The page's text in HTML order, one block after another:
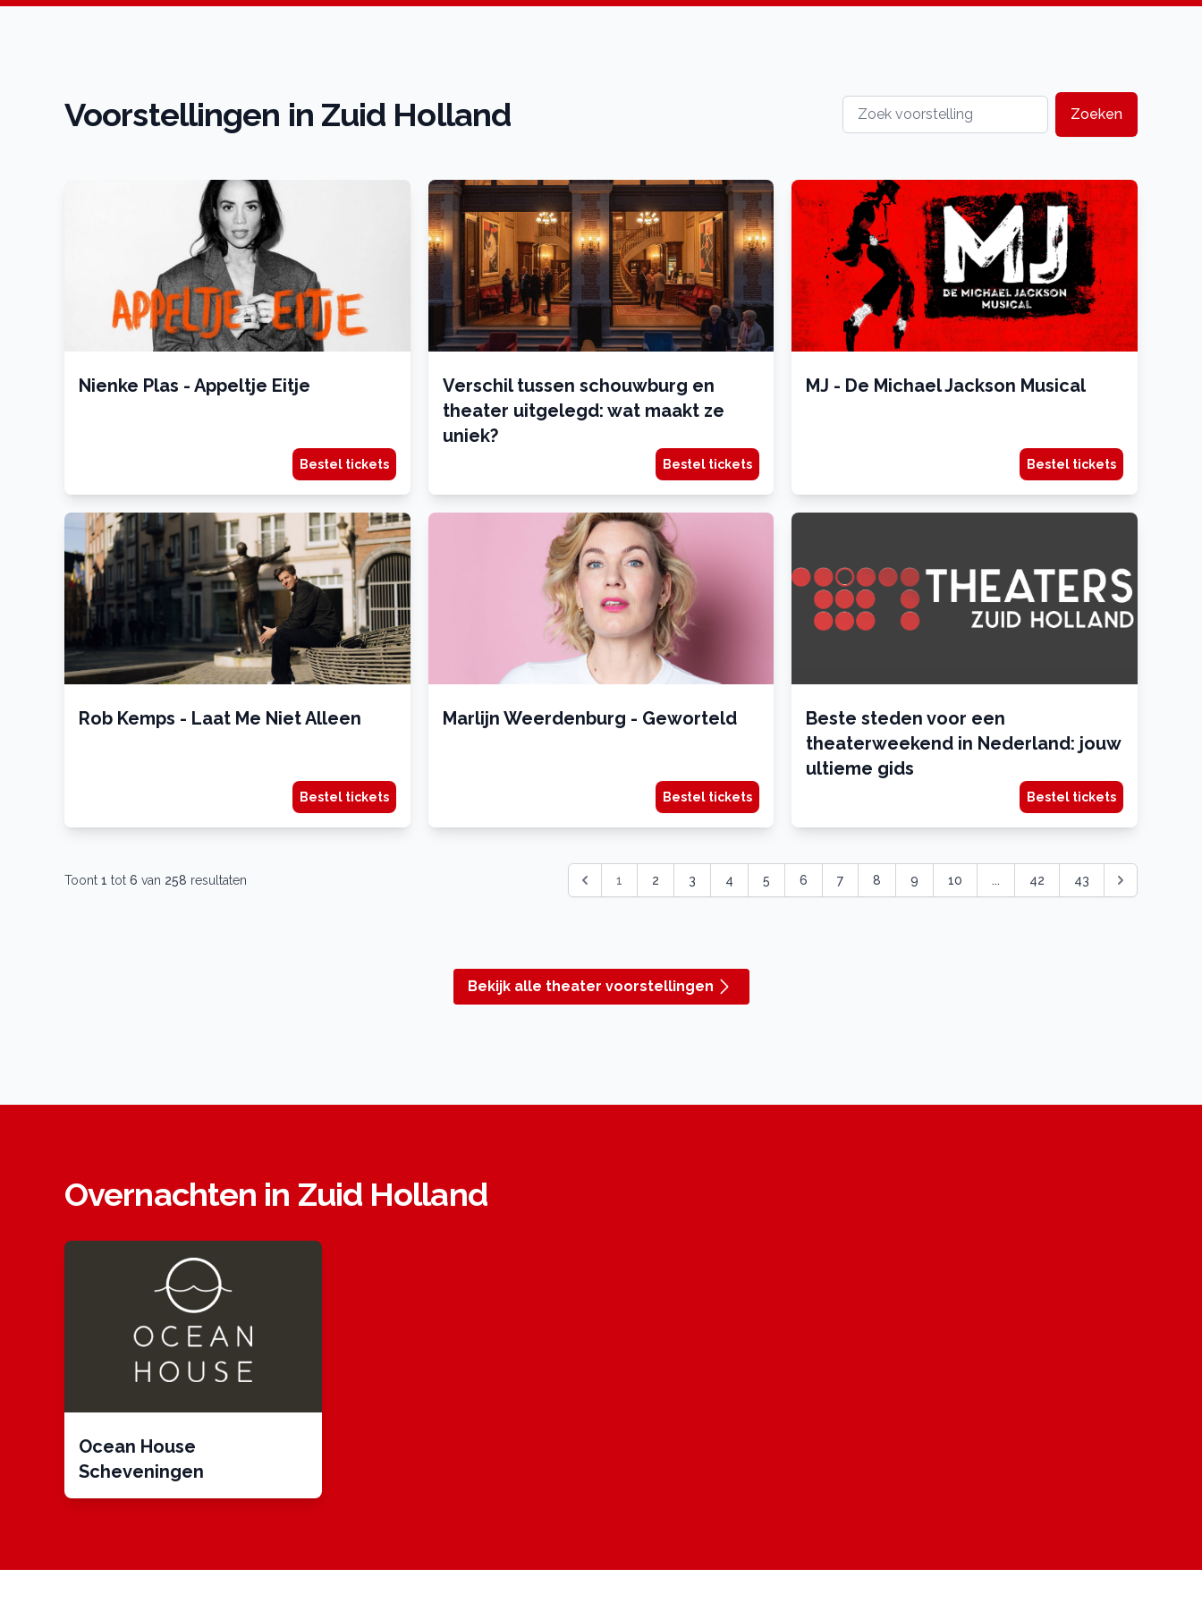
Voorstellingen in Zuid Holland Zoeken
Nienke Plas - Appeltje Eitje
Bestel tickets
Verschil tussen schouwburg en
theater uitgelegd: wat maakt ze
uniek?
Bestel tickets
MJ - De Michael Jackson Musical
Bestel tickets
Rob Kemps - Laat Me Niet Alleen
Bestel tickets
Marlijn Weerdenburg - Geworteld
Bestel tickets
Beste steden voor een
theaterweekend in Nederland: jouw
ultieme gids
Bestel tickets
Toont 1 tot 6 van 258 resultaten 1 2 3 4 5 6 7 8 9 10 ... 42 43
Bekijk alle theater voorstellingen
Overnachten in Zuid Holland
Ocean House
Scheveningen